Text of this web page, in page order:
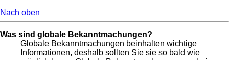
Nach oben
Was sind globale Bekanntmachungen?
Globale Bekanntmachungen beinhalten wichtige
Informationen, deshalb sollten Sie sie so bald wie